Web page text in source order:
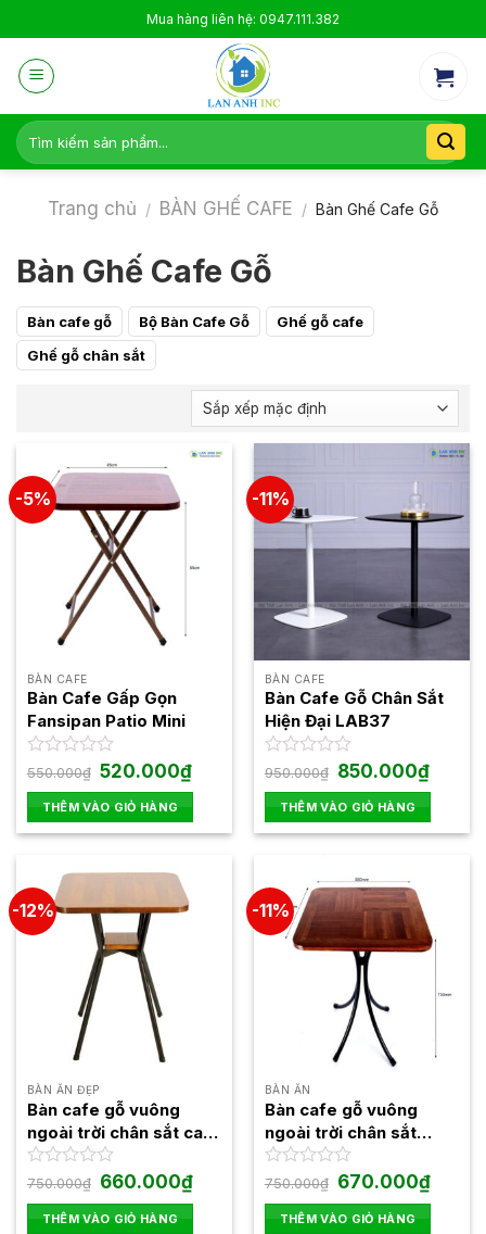
to
content
Mua hàng liên hệ: 0947.111.382
Tìm
kiếm:
Trang chủ / BÀN GHẾ CAFE / Bàn Ghế Cafe Gỗ
Bàn Ghế Cafe Gỗ
Bàn cafe gỗ Bộ Bàn Cafe Gỗ
Ghế gỗ cafe
Ghế gỗ chân sắt
-5%
BÀN CAFE
Bàn Cafe Gấp Gọn
Fansipan Patio Mini
Được
hạng
0
5
550.000₫ Giá
gốc
là:
550.000₫.
520.000₫Giá
hiện
tại
là:
520.000₫.
THÊM VÀO GIỎ HÀNG
-11%
BÀN CAFE
Bàn Cafe Gỗ Chân Sắt
Hiện Đại LAB37
Được
hạng
0
5
950.000₫ Giá
gốc
là:
950.000₫.
850.000₫Giá
hiện
tại
là:
THÊM VÀO GIỎ HÀNG
-12%
BÀN ĂN ĐẸP
Bàn cafe gỗ vuông
ngoài trời chân sắt cao
Fansipan Moon 02
Được
hạng
750.000₫ Giá
gốc
là:
750.000₫.
660.000₫Giá
hiện
tại
là:
THÊM VÀO GIỎ HÀNG
-11%
BÀN ĂN
Bàn cafe gỗ vuông
ngoài trời chân sắt
Fansipan Kite 01
Được
hạng
750.000₫ Giá
gốc
là:
750.000₫.
670.000₫Giá
hiện
tại
là:
THÊM VÀO GIỎ HÀNG